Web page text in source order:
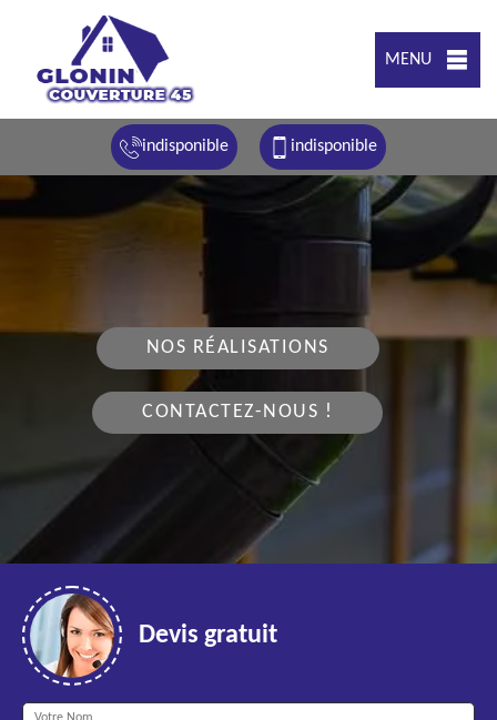
MENU
indisponible indisponible
NOS RÉALISATIONS
CONTACTEZ-NOUS !
Devis gratuit